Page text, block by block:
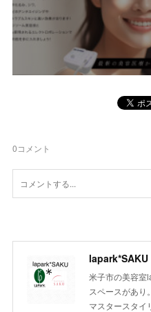
0コメント
lapark*SAKU
米子市の美容室
スペースがあ
マスタースタイ